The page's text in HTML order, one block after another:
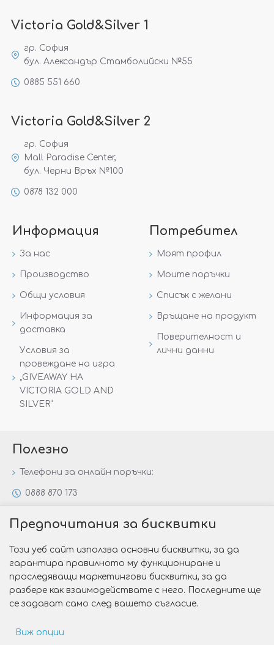
Victoria Gold&Silver 1
гр. София
бул. Александър Стамболийски №55
0885 551 660
Victoria Gold&Silver 2
гр. София
Mall Paradise Center,
бул. Черни Връх №100
0878 132 000
Информация
За нас
Производство
Общи условия
Информация за
доставка
Условия за
провеждане на игра
„GIVEAWAY НА
VICTORIA GOLD AND
SILVER“
Потребител
Моят профил
Моите поръчки
Списък с желани
Връщане на продукт
Поверителност и
лични данни
Полезно
Телефони за онлайн поръчки:
0888 870 173
Специални предложения
Защо да изберете Victoria Gold&Silver?
Как да изберем годежен пръстен?
Предпочитания за бисквитки
Този уеб сайт използва основни бисквитки, за да
гарантира правилното му функциониране и
проследяващи маркетингови бисквитки, за да
разбере как взаимодействате с него. Последните ще
се задават само след вашето съгласие.
Виж опции